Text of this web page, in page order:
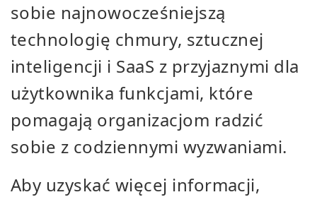
sobie najnowocześniejszą
technologię chmury, sztucznej
inteligencji i SaaS z przyjaznymi dla
użytkownika funkcjami, które
pomagają organizacjom radzić
sobie z codziennymi wyzwaniami.
Aby uzyskać więcej informacji,